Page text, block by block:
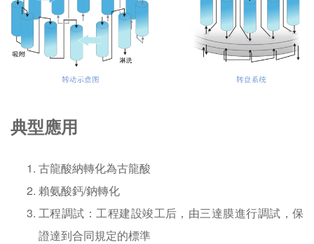
典型應用
古龍酸納轉化為古龍酸
賴氨酸鈣/鈉轉化
工程調試：工程建設竣工后，由三達膜進行調試，保
證達到合同規定的標準